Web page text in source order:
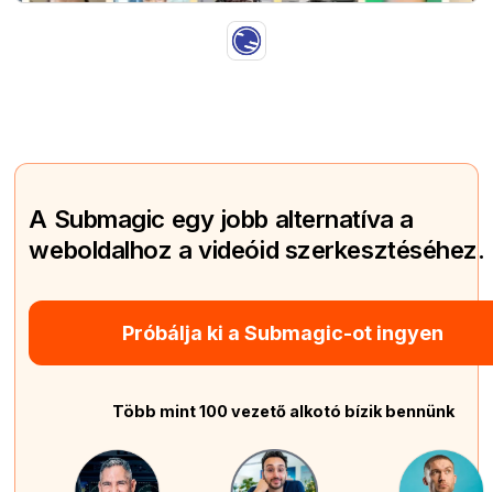
A Submagic egy jobb alternatíva a
weboldalhoz a videóid szerkesztéséhez.
Próbálja ki a Submagic-ot ingyen
Több mint 100 vezető alkotó bízik bennünk